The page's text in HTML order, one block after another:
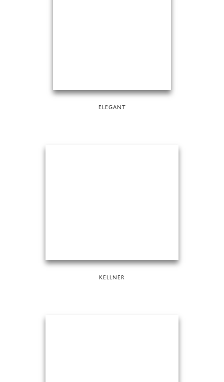
ELEGANT
KELLNER